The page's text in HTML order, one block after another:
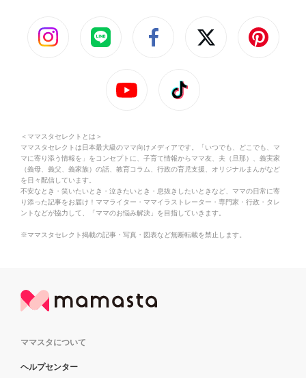
＜ママスタセレクトとは＞
ママスタセレクトは日本最大級のママ向けメディアです。「いつでも、どこでも、マ
マに寄り添う情報を」をコンセプトに、子育て情報からママ友、夫（旦那）、義実家
（義母、義父、義家族）の話、教育コラム、行政の育児支援、オリジナルまんがなど
を日々配信しています。
不安なとき・笑いたいとき・泣きたいとき・息抜きしたいときなど、ママの日常に寄
り添った記事をお届け！ママライター・ママイラストレーター・専門家・行政・タレ
ントなどが協力して、「ママのお悩み解決」を目指していきます。
※ママスタセレクト掲載の記事・写真・図表など無断転載を禁止します。
ママスタについて
ヘルプセンター